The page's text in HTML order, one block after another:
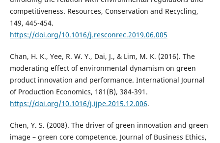
competitiveness. Resources, Conservation and Recycling,
149, 445-454.
https://doi.org/10.1016/j.resconrec.2019.06.005
Chan, H. K., Yee, R. W. Y., Dai, J., & Lim, M. K. (2016). The
moderating effect of environmental dynamism on green
product innovation and performance. International Journal
of Production Economics, 181(B), 384-391.
https://doi.org/10.1016/j.ijpe.2015.12.006.
Chen, Y. S. (2008). The driver of green innovation and green
image – green core competence. Journal of Business Ethics,